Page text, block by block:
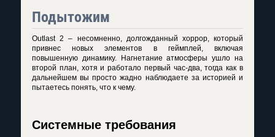
Подытожим
Outlast 2 – несомненно, долгожданный хоррор, который
привнес новых элементов в геймплей, включая
повышенную динамику. Нагнетание атмосферы ушло на
второй план, хотя и работало первый час-два, тогда как в
дальнейшем вы просто жадно наблюдаете за историей и
пытаетесь понять, что к чему.
Системные требования